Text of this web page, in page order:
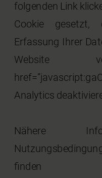
folgenden Link
Cookie
Erfassung Ihrer
Website
Analytics
Nähere
finden